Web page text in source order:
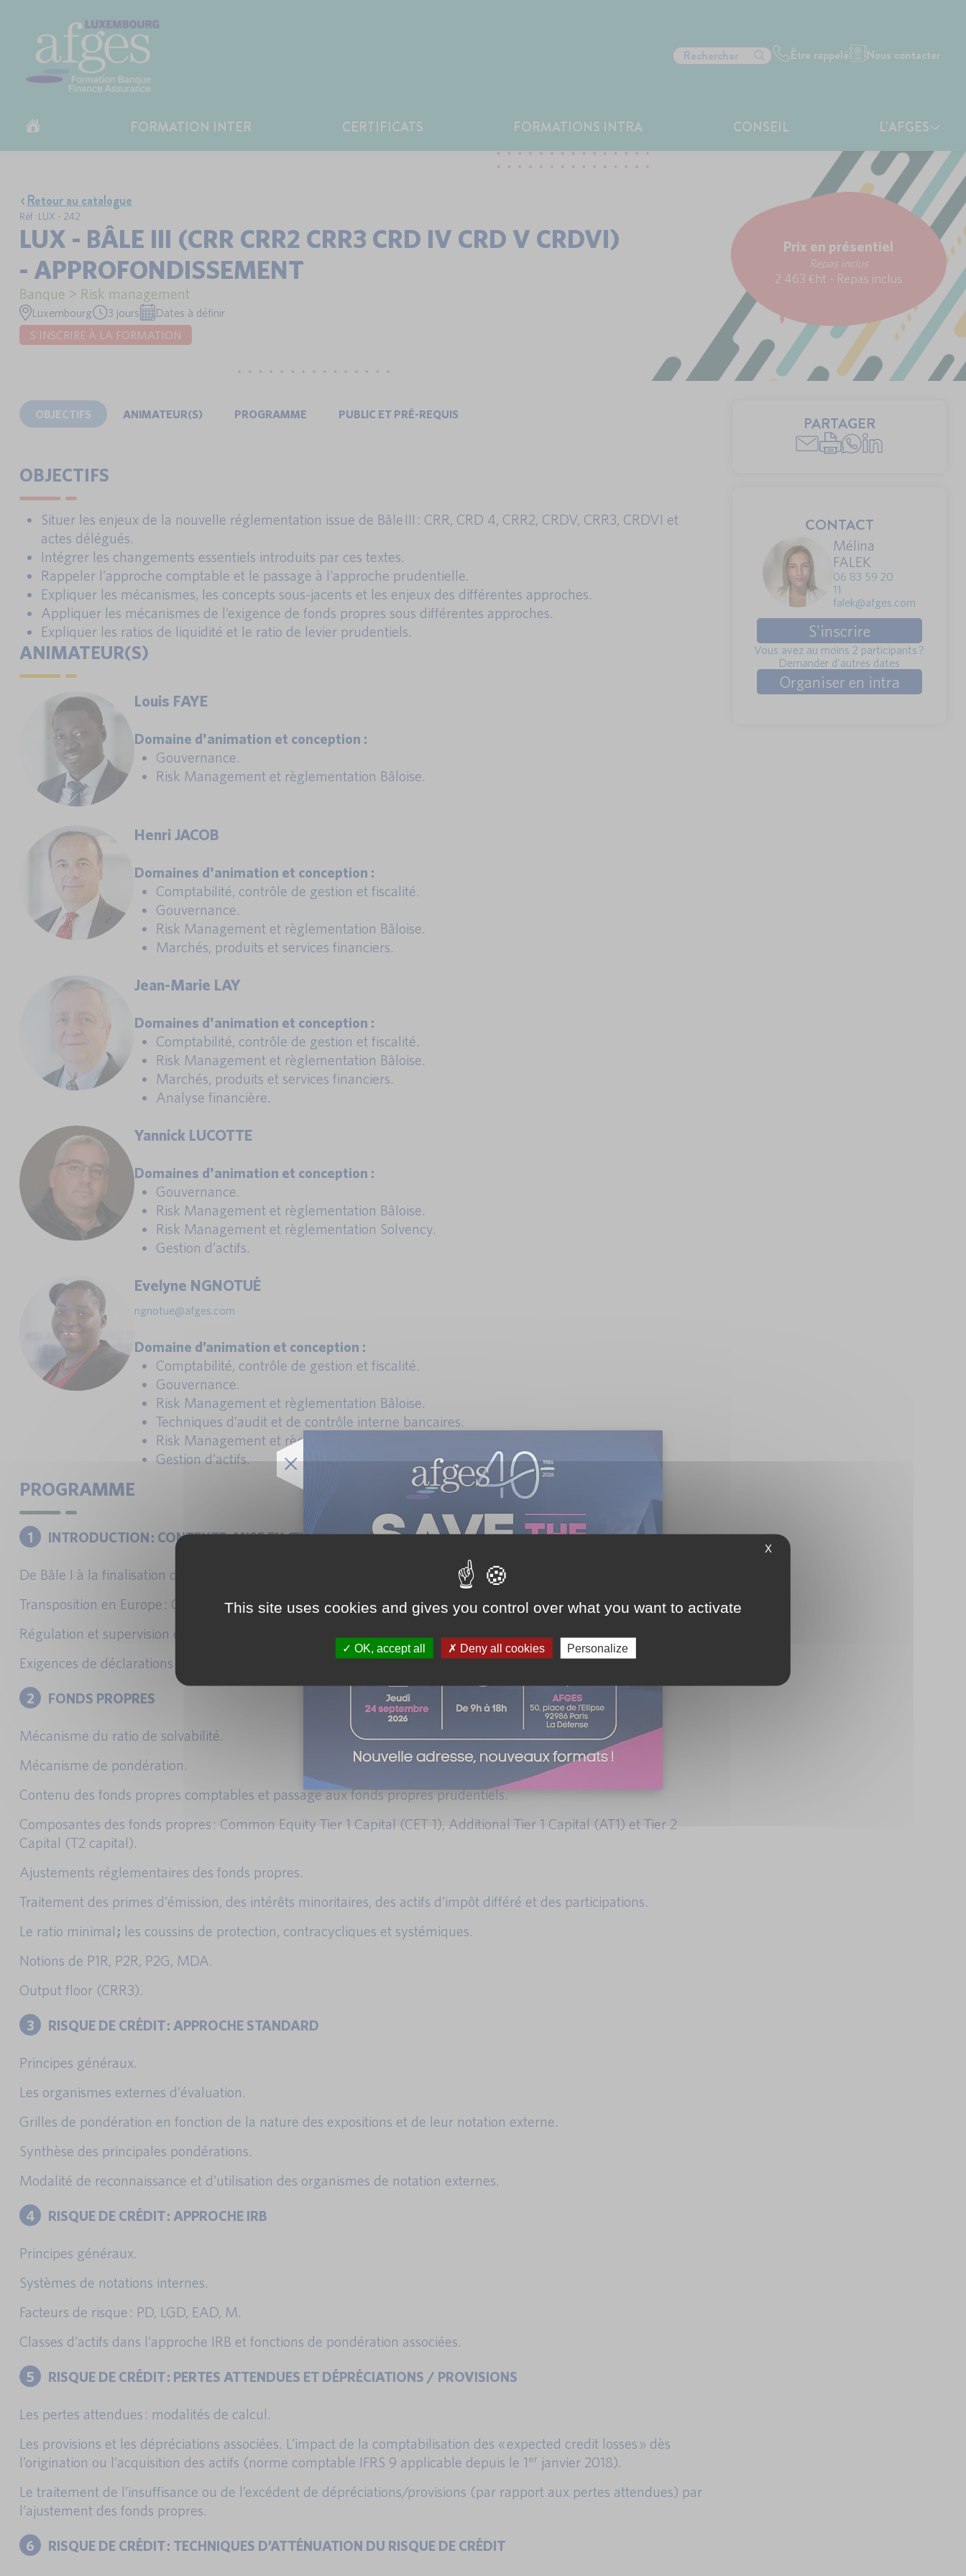
Être rappelé Nous contacter
FORMATION INTER CERTIFICATS FORMATIONS INTRA CONSEIL L’AFGES
Retour au catalogue
Réf : LUX - 242
LUX - BÂLE III (CRR CRR2 CRR3 CRD IV CRD V CRDVI)
- APPROFONDISSEMENT
Banque > Risk management
Luxembourg 3 jours
Dates à définir
S'INSCRIRE À LA FORMATION
Prix en présentiel
Repas inclus
2 463 €ht - Repas inclus
OBJECTIFS ANIMATEUR(S) PROGRAMME PUBLIC ET PRÉ-REQUIS
OBJECTIFS
Situer les enjeux de la nouvelle réglementation issue de Bâle III : CRR, CRD 4, CRR2, CRDV, CRR3, CRDVI et
actes délégués.
Intégrer les changements essentiels introduits par ces textes.
Rappeler l’approche comptable et le passage à l’approche prudentielle.
Expliquer les mécanismes, les concepts sous-jacents et les enjeux des différentes approches.
Appliquer les mécanismes de l’exigence de fonds propres sous différentes approches.
Expliquer les ratios de liquidité et le ratio de levier prudentiels.
ANIMATEUR(S)
Louis FAYE
Domaine d'animation et conception :
Gouvernance.
Risk Management et règlementation Bâloise.
Henri JACOB
Domaines d'animation et conception :
Comptabilité, contrôle de gestion et fiscalité.
Gouvernance.
Risk Management et règlementation Bâloise.
Marchés, produits et services financiers.
Jean-Marie LAY
Domaines d'animation et conception :
Comptabilité, contrôle de gestion et fiscalité.
Risk Management et règlementation Bâloise.
Marchés, produits et services financiers.
Analyse financière.
Yannick LUCOTTE
Domaines d'animation et conception :
Gouvernance.
Risk Management et règlementation Bâloise.
Risk Management et règlementation Solvency.
Gestion d’actifs.
Evelyne NGNOTUÉ
ngnotue@afges.com
Domaine d’animation et conception :
Comptabilité, contrôle de gestion et fiscalité.
Gouvernance.
Risk Management et règlementation Bâloise.
Techniques d’audit et de contrôle interne bancaires.
Risk Management et règlementation Solvency.
Gestion d’actifs.
PROGRAMME
1 INTRODUCTION : CONTEXTE, MISE EN ŒUVRE, PERSPECTIVES
De Bâle I à la finalisation de Bâle III.
Transposition en Europe : CRR, CRD 4, CRR2, CRDV, CRR3, CRDVI et actes délégués.
Régulation et supervision en Europe.
Exigences de déclarations : COREP, Grands risques, FINREP, etc.
2 FONDS PROPRES
Mécanisme du ratio de solvabilité.
Mécanisme de pondération.
Contenu des fonds propres comptables et passage aux fonds propres prudentiels.
Composantes des fonds propres : Common Equity Tier 1 Capital (CET 1), Additional Tier 1 Capital (AT1) et Tier 2
Capital (T2 capital).
Ajustements réglementaires des fonds propres.
Traitement des primes d’émission, des intérêts minoritaires, des actifs d’impôt différé et des participations.
Le ratio minimal ; les coussins de protection, contracycliques et systémiques.
Notions de P1R, P2R, P2G, MDA.
Output floor (CRR3).
3 RISQUE DE CRÉDIT : APPROCHE STANDARD
Principes généraux.
Les organismes externes d’évaluation.
Grilles de pondération en fonction de la nature des expositions et de leur notation externe.
Synthèse des principales pondérations.
Modalité de reconnaissance et d’utilisation des organismes de notation externes.
4 RISQUE DE CRÉDIT : APPROCHE IRB
Principes généraux.
Systèmes de notations internes.
Facteurs de risque : PD, LGD, EAD, M.
Classes d’actifs dans l’approche IRB et fonctions de pondération associées.
5 RISQUE DE CRÉDIT : PERTES ATTENDUES ET DÉPRÉCIATIONS / PROVISIONS
Les pertes attendues : modalités de calcul.
Les provisions et les dépréciations associées. L’impact de la comptabilisation des « expected credit losses » dès
l’origination ou l’acquisition des actifs (norme comptable IFRS 9 applicable depuis le 1er janvier 2018).
Le traitement de l’insuffisance ou de l’excédent de dépréciations/provisions (par rapport aux pertes attendues) par
l’ajustement des fonds propres.
6 RISQUE DE CRÉDIT : TECHNIQUES D’ATTÉNUATION DU RISQUE DE CRÉDIT
PARTAGER
CONTACT
Mélina
FALEK
06 83 59 20
11
falek@afges.com
S'inscrire
Vous avez au moins 2 participants ?
Demander d'autres dates
Organiser en intra
X
This site uses cookies and gives you control over what you want to activate
OK, accept all Deny all cookies Personalize